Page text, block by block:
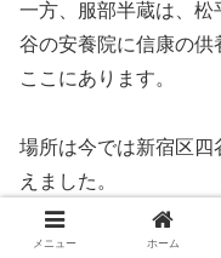
一方、服部半蔵は、
谷の安養院に信康の供
ここにあります。
場所は今では新宿区
えました。
首塚と呼ばれるもの
メニュー ホーム